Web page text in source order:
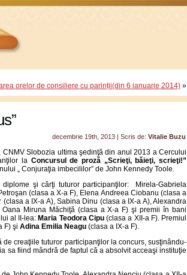
orelor de consiliere cu parinții(din 6 ianuarie 2014) »
decembrie 19th, 2013 | Scris de: Vitalie Buzu
Slobozia ultima şedinţă din anul 2013 a Cercului
la Concursul de proză „Scrieţi, băieţi, scrieţi!”
„ Conjuraţia imbecililor” de John Kennedy Toole.
şi cărţi tuturor participanţilor: Mirela-Gabriela
(clasa a X-a F), Elena Andreea Ciobanu (clasa a
a IX-a A), Sabina Dinu (clasa a IX-a A), Alexandra
Miruna Măchiţă (clasa a X-a F) şi premii în bani
al II-lea: Maria Teodora Cipu(clasa a XII-a F). Premiul
F) şi Adina Emilia Neagu (clasa a IX-a F).
creaţiile tuturor participanţilor la concurs, susţinându-
sa fiind mândră de faptul că a absolvit acceaşi instituţie